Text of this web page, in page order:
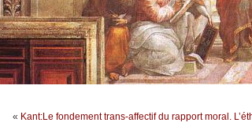
« Kant:Le fondement trans-affectif du rapport moral.